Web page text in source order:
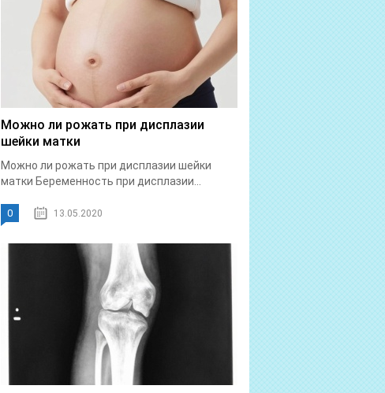
Можно ли рожать при дисплазии
шейки матки
Можно ли рожать при дисплазии шейки
матки Беременность при дисплазии...
0 13.05.2020